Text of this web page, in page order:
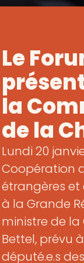
Le
la
de la
Lundi 20
Coopération
étrangères et
à la Grande
ministre de
Bettel, prévu
député.e.s